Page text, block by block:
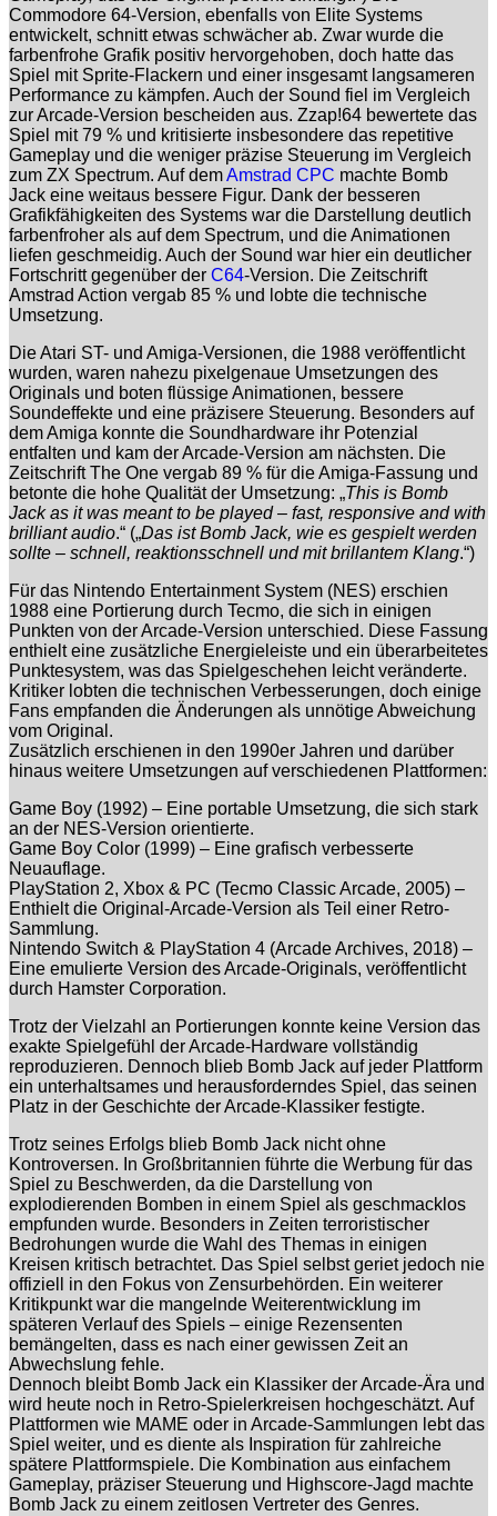
Commodore 64-Version, ebenfalls von Elite Systems
entwickelt, schnitt etwas schwächer ab. Zwar wurde die
farbenfrohe Grafik positiv hervorgehoben, doch hatte das
Spiel mit Sprite-Flackern und einer insgesamt langsameren
Performance zu kämpfen. Auch der Sound fiel im Vergleich
zur Arcade-Version bescheiden aus. Zzap!64 bewertete das
Spiel mit 79 % und kritisierte insbesondere das repetitive
Gameplay und die weniger präzise Steuerung im Vergleich
zum ZX Spectrum. Auf demAmstrad CPC machte Bomb
Jack eine weitaus bessere Figur. Dank der besseren
Grafikfähigkeiten des Systems war die Darstellung deutlich
farbenfroher als auf dem Spectrum, und die Animationen
liefen geschmeidig. Auch der Sound war hier ein deutlicher
Fortschritt gegenüber der C64-Version. Die Zeitschrift
Amstrad Action vergab 85 % und lobte die technische
Umsetzung.
Die Atari ST- und Amiga-Versionen, die 1988 veröffentlicht
wurden, waren nahezu pixelgenaue Umsetzungen des
Originals und boten flüssige Animationen, bessere
Soundeffekte und eine präzisere Steuerung. Besonders auf
dem Amiga konnte die Soundhardware ihr Potenzial
entfalten und kam der Arcade-Version am nächsten. Die
Zeitschrift The One vergab 89 % für die Amiga-Fassung und
betonte die hohe Qualität der Umsetzung: „This is Bomb
Jack as it was meant to be played – fast, responsive and with
brilliant audio.“ („Das ist Bomb Jack, wie es gespielt werden
sollte – schnell, reaktionsschnell und mit brillantem Klang.“)
Für das Nintendo Entertainment System (NES) erschien
1988 eine Portierung durch Tecmo, die sich in einigen
Punkten von der Arcade-Version unterschied. Diese Fassung
enthielt eine zusätzliche Energieleiste und ein überarbeitetes
Punktesystem, was das Spielgeschehen leicht veränderte.
Kritiker lobten die technischen Verbesserungen, doch einige
Fans empfanden die Änderungen als unnötige Abweichung
vom Original.
Zusätzlich erschienen in den 1990er Jahren und darüber
hinaus weitere Umsetzungen auf verschiedenen Plattformen:
Game Boy (1992) – Eine portable Umsetzung, die sich stark
an der NES-Version orientierte.
Game Boy Color (1999) – Eine grafisch verbesserte
Neuauflage.
PlayStation 2, Xbox & PC (Tecmo Classic Arcade, 2005) –
Enthielt die Original-Arcade-Version als Teil einer Retro-
Sammlung.
Nintendo Switch & PlayStation 4 (Arcade Archives, 2018) –
Eine emulierte Version des Arcade-Originals, veröffentlicht
durch Hamster Corporation.
Trotz der Vielzahl an Portierungen konnte keine Version das
exakte Spielgefühl der Arcade-Hardware vollständig
reproduzieren. Dennoch blieb Bomb Jack auf jeder Plattform
ein unterhaltsames und herausforderndes Spiel, das seinen
Platz in der Geschichte der Arcade-Klassiker festigte.
Trotz seines Erfolgs blieb Bomb Jack nicht ohne
Kontroversen. In Großbritannien führte die Werbung für das
Spiel zu Beschwerden, da die Darstellung von
explodierenden Bomben in einem Spiel als geschmacklos
empfunden wurde. Besonders in Zeiten terroristischer
Bedrohungen wurde die Wahl des Themas in einigen
Kreisen kritisch betrachtet. Das Spiel selbst geriet jedoch nie
offiziell in den Fokus von Zensurbehörden. Ein weiterer
Kritikpunkt war die mangelnde Weiterentwicklung im
späteren Verlauf des Spiels – einige Rezensenten
bemängelten, dass es nach einer gewissen Zeit an
Abwechslung fehle.
Dennoch bleibt Bomb Jack ein Klassiker der Arcade-Ära und
wird heute noch in Retro-Spielerkreisen hochgeschätzt. Auf
Plattformen wie MAME oder in Arcade-Sammlungen lebt das
Spiel weiter, und es diente als Inspiration für zahlreiche
spätere Plattformspiele. Die Kombination aus einfachem
Gameplay, präziser Steuerung und Highscore-Jagd machte
Bomb Jack zu einem zeitlosen Vertreter des Genres.